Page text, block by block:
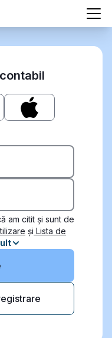
am citit și sunt de
și Lista de